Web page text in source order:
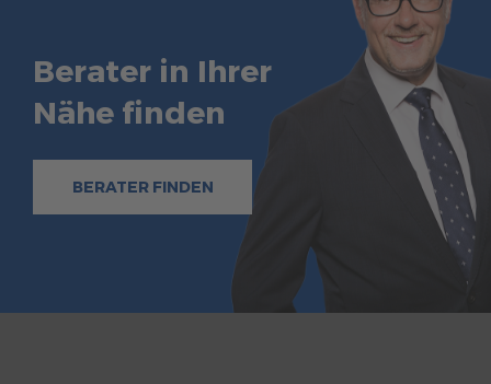
Berater in Ihrer
Nähe finden
BERATER FINDEN